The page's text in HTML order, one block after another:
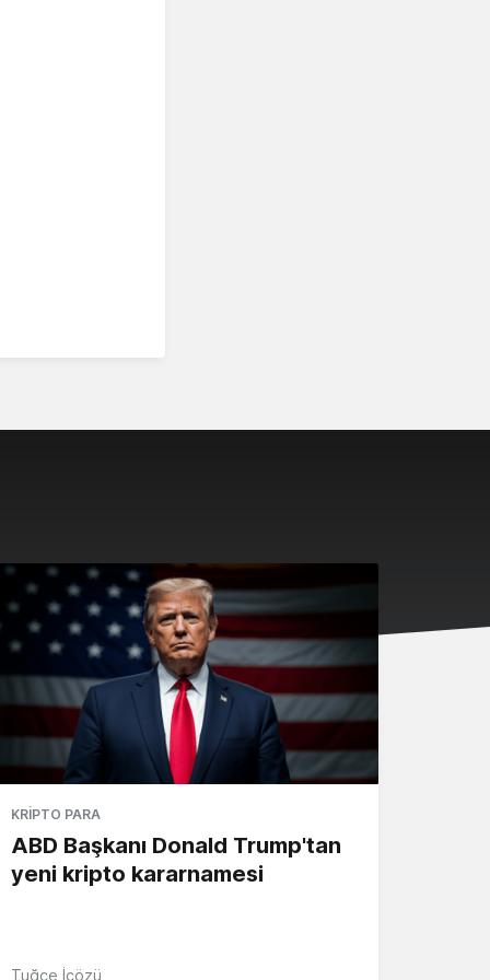
KRIPTO PARA
ABD Başkanı Donald Trump'tan
yeni kripto kararnamesi
Tuğçe İçözü